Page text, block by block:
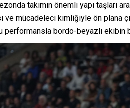
takımın önemli yapı taşları
ve mücadeleci kimliğiyle ön plana
performansla bordo-beyazlı ekibin